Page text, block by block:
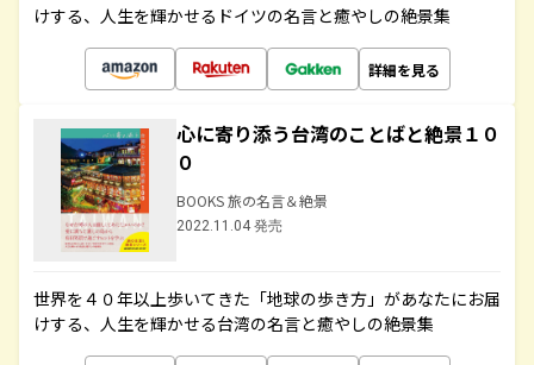
けする、人生を輝かせるドイツの名言と癒やしの絶景集
詳細を見る
心に寄り添う台湾のことばと絶景１０
０
BOOKS 旅の名言＆絶景
2022.11.04 発売
世界を４０年以上歩いてきた「地球の歩き方」があなたにお届
けする、人生を輝かせる台湾の名言と癒やしの絶景集